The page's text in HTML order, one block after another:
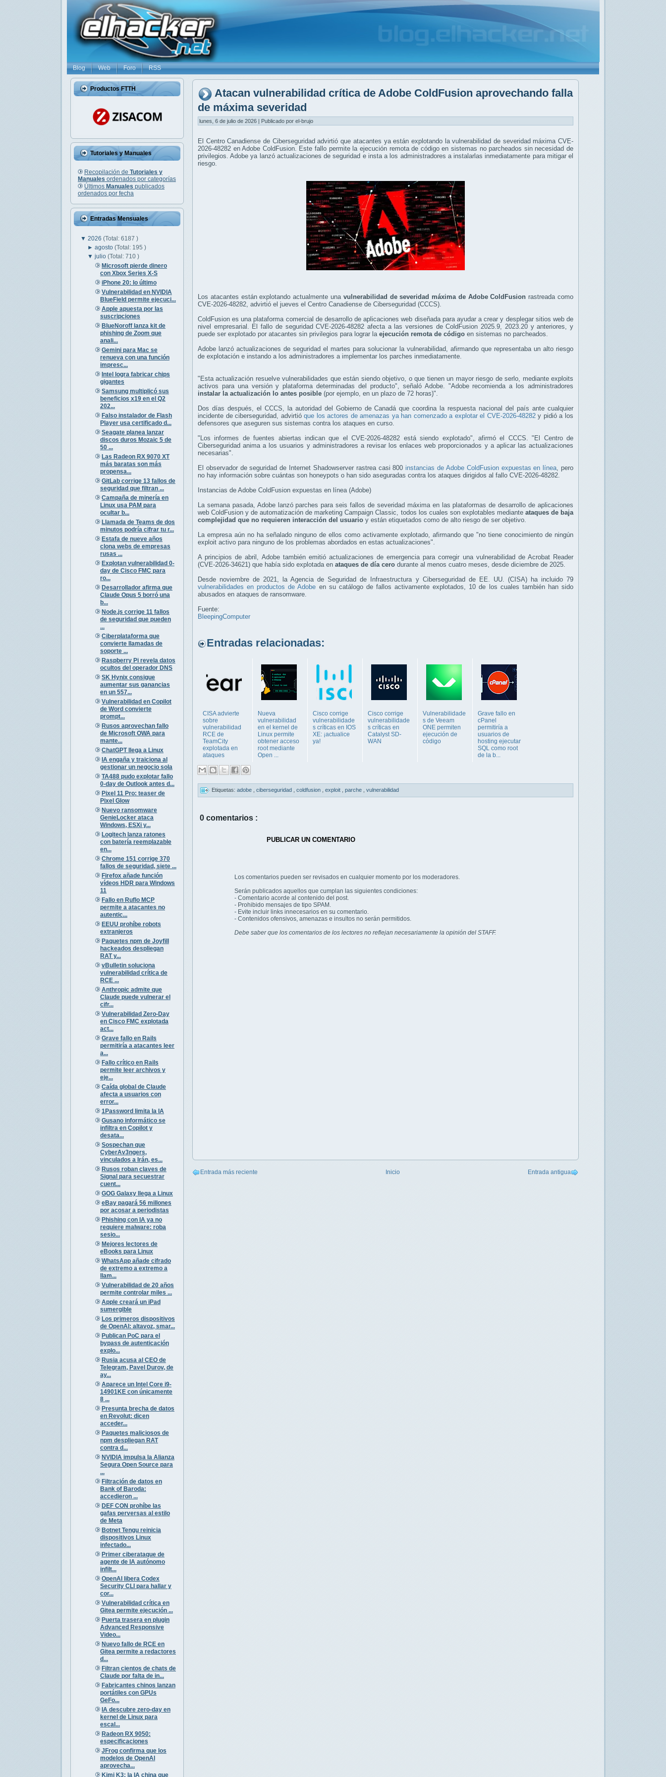
Blog Web Foro RSS
Productos FTTH
Tutoriales y Manuales
Recopilación de Tutoriales y
Manuales ordenados por categorías
Últimos Manuales publicados
ordenados por fecha
Entradas Mensuales
▼ 2026 (Total: 6187 )
►agosto(Total: 195 )
▼julio(Total: 710 )
Microsoft pierde dinero
con Xbox Series X-S
iPhone 20: lo último
Vulnerabilidad en NVIDIA
BlueField permite ejecuci...
Apple apuesta por las
suscripciones
BlueNoroff lanza kit de
phishing de Zoom que
anali...
Gemini para Mac se
renueva con una función
impresc...
Intel logra fabricar chips
gigantes
Samsung multiplicó sus
beneficios x19 en el Q2
202...
Falso instalador de Flash
Player usa certificado d...
Seagate planea lanzar
discos duros Mozaic 5 de
50 ...
Las Radeon RX 9070 XT
más baratas son más
propensa...
GitLab corrige 13 fallos de
seguridad que filtran ...
Campaña de minería en
Linux usa PAM para
ocultar b...
Llamada de Teams de dos
minutos podría cifrar tu r...
Estafa de nueve años
clona webs de empresas
rusas ...
Explotan vulnerabilidad 0-
day de Cisco FMC para
ro...
Desarrollador afirma que
Claude Opus 5 borró una
b...
Node.js corrige 11 fallos
de seguridad que pueden
...
Ciberplataforma que
convierte llamadas de
soporte ...
Raspberry Pi revela datos
ocultos del operador DNS
SK Hynix consigue
aumentar sus ganancias
en un 557...
Vulnerabilidad en Copilot
de Word convierte
prompt...
Rusos aprovechan fallo
de Microsoft OWA para
mante...
ChatGPT llega a Linux
IA engaña y traiciona al
gestionar un negocio sola
TA488 pudo explotar fallo
0-day de Outlook antes d...
Pixel 11 Pro: teaser de
Pixel Glow
Nuevo ransomware
GenieLocker ataca
Windows, ESXi y...
Logitech lanza ratones
con batería reemplazable
en...
Chrome 151 corrige 370
fallos de seguridad, siete ...
Firefox añade función
vídeos HDR para Windows
11
Fallo en Ruflo MCP
permite a atacantes no
autentic...
EEUU prohíbe robots
extranjeros
Paquetes npm de Joyfill
hackeados despliegan
RAT y...
vBulletin soluciona
vulnerabilidad crítica de
RCE ...
Anthropic admite que
Claude puede vulnerar el
cifr...
Vulnerabilidad Zero-Day
en Cisco FMC explotada
act...
Grave fallo en Rails
permitiría a atacantes leer
a...
Fallo crítico en Rails
permite leer archivos y
eje...
Caída global de Claude
afecta a usuarios con
error...
1Password limita la IA
Gusano informático se
infiltra en Copilot y
desata...
Sospechan que
CyberAv3ngers,
vinculados a Irán, es...
Rusos roban claves de
Signal para secuestrar
cuent...
GOG Galaxy llega a Linux
eBay pagará 56 millones
por acosar a periodistas
Phishing con IA ya no
requiere malware: roba
sesio...
Mejores lectores de
eBooks para Linux
WhatsApp añade cifrado
de extremo a extremo a
llam...
Vulnerabilidad de 20 años
permite controlar miles ...
Apple creará un iPad
sumergible
Los primeros dispositivos
de OpenAI: altavoz, smar...
Publican PoC para el
bypass de autenticación
explo...
Rusia acusa al CEO de
Telegram, Pavel Durov, de
ay...
Aparece un Intel Core i9-
14901KE con únicamente
8 ...
Presunta brecha de datos
en Revolut: dicen
acceder...
Paquetes maliciosos de
npm despliegan RAT
contra d...
NVIDIA impulsa la Alianza
Segura Open Source para
...
Filtración de datos en
Bank of Baroda:
accedieron ...
DEF CON prohíbe las
gafas perversas al estilo
de Meta
Botnet Tengu reinicia
dispositivos Linux
infectado...
Primer ciberataque de
agente de IA autónomo
infilt...
OpenAI libera Codex
Security CLI para hallar y
cor...
Vulnerabilidad crítica en
Gitea permite ejecución ...
Puerta trasera en plugin
Advanced Responsive
Video...
Nuevo fallo de RCE en
Gitea permite a redactores
d...
Filtran cientos de chats de
Claude por falta de in...
Fabricantes chinos lanzan
portátiles con GPUs
GeFo...
IA descubre zero-day en
kernel de Linux para
escal...
Radeon RX 9050:
especificaciones
JFrog confirma que los
modelos de OpenAI
aprovecha...
Kimi K3: la IA china que
Atacan vulnerabilidad crítica de Adobe ColdFusion aprovechando falla
de máxima severidad
lunes, 6 de julio de 2026 | Publicado por el-brujo
El Centro Canadiense de Ciberseguridad advirtió que atacantes ya están explotando la vulnerabilidad de severidad máxima CVE-
2026-48282 en Adobe ColdFusion. Este fallo permite la ejecución remota de código en sistemas no parcheados sin necesidad de
privilegios. Adobe ya lanzó actualizaciones de seguridad e insta a los administradores a instalarlas inmediatamente para mitigar el
riesgo.
Los atacantes están explotando actualmente una vulnerabilidad de severidad máxima de Adobe ColdFusion rastreada como
CVE-2026-48282, advirtió el jueves el Centro Canadiense de Ciberseguridad (CCCS).
ColdFusion es una plataforma comercial de desarrollo de aplicaciones web diseñada para ayudar a crear y desplegar sitios web de
nivel empresarial. El fallo de seguridad CVE-2026-48282 afecta a las versiones de ColdFusion 2025.9, 2023.20 y anteriores, y
puede ser explotado por atacantes sin privilegios para lograr la ejecución remota de código en sistemas no parcheados.
Adobe lanzó actualizaciones de seguridad el martes para solucionar la vulnerabilidad, afirmando que representaba un alto riesgo
de explotación e instando a los administradores a implementar los parches inmediatamente.
"Esta actualización resuelve vulnerabilidades que están siendo objetivo, o que tienen un mayor riesgo de serlo, mediante exploits
activos para una versión y plataforma determinadas del producto", señaló Adobe. "Adobe recomienda a los administradores
instalar la actualización lo antes posible (por ejemplo, en un plazo de 72 horas)".
Dos días después, el CCCS, la autoridad del Gobierno de Canadá que coordina la respuesta nacional del país ante cualquier
incidente de ciberseguridad, advirtióque los actores de amenazas ya han comenzado a explotar el CVE-2026-48282y pidió a los
defensores que aseguren sus sistemas contra los ataques en curso.
"Los informes de fuentes abiertas indican que el CVE-2026-48282 está siendo explotado", afirmó el CCCS. "El Centro de
Ciberseguridad anima a los usuarios y administradores a revisar los enlaces web proporcionados y a aplicar las actualizaciones
necesarias".
El observador de seguridad de Internet Shadowserver rastrea casi 800 instancias de Adobe ColdFusion expuestas en línea , pero
no hay información sobre cuántas son honeypots o han sido aseguradas contra los ataques dirigidos al fallo CVE-2026-48282.
Instancias de Adobe ColdFusion expuestas en línea (Adobe)
La semana pasada, Adobe lanzó parches para seis fallos de severidad máxima en las plataformas de desarrollo de aplicaciones
web ColdFusion y de automatización de marketing Campaign Classic, todos los cuales son explotables mediante ataques de baja
complejidad que no requieren interacción del usuario y están etiquetados como de alto riesgo de ser objetivo.
La empresa aún no ha señalado ninguno de ellos como activamente explotado, afirmando que "no tiene conocimiento de ningún
exploit activo para ninguno de los problemas abordados en estas actualizaciones".
A principios de abril, Adobe también emitió actualizaciones de emergencia para corregir una vulnerabilidad de Acrobat Reader
(CVE-2026-34621) que había sido explotada en ataques de día cero durante al menos cuatro meses, desde diciembre de 2025.
Desde noviembre de 2021, la Agencia de Seguridad de Infraestructura y Ciberseguridad de EE. UU. (CISA) ha incluido 79
vulnerabilidades en productos de Adobe en su catálogo de fallos activamente explotados, 10 de los cuales también han sido
abusados en ataques de ransomware.
Fuente:
BleepingComputer
Entradas relacionadas:
CISA advierte
sobre
vulnerabilidad
RCE de
TeamCity
explotada en
ataques
Nueva
vulnerabilidad
en el kernel de
Linux permite
obtener acceso
root mediante
Open ...
Cisco corrige
vulnerabilidade
s críticas en IOS
XE: ¡actualice
ya!
Cisco corrige
vulnerabilidade
s críticas en
Catalyst SD-
WAN
Vulnerabilidade
s de Veeam
ONE permiten
ejecución de
código
Grave fallo en
cPanel
permitiría a
usuarios de
hosting ejecutar
SQL como root
de la b...
Etiquetas: adobe ciberseguridad coldfusion exploit parche vulnerabilidad
0 comentarios :
PUBLICAR UN COMENTARIO
Los comentarios pueden ser revisados en cualquier momento por los moderadores.
Serán publicados aquellos que cumplan las siguientes condiciones:
- Comentario acorde al contenido del post.
- Prohibido mensajes de tipo SPAM.
- Evite incluir links innecesarios en su comentario.
- Contenidos ofensivos, amenazas e insultos no serán permitidos.
Debe saber que los comentarios de los lectores no reflejan necesariamente la opinión del STAFF.
Entrada más reciente Entrada antigua
Inicio